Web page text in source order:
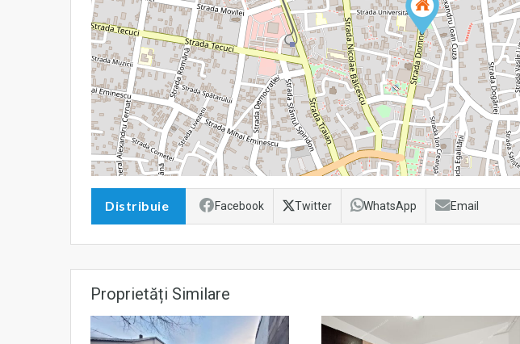
Distribuie Facebook Twitter WhatsApp Email
Proprietăți Similare